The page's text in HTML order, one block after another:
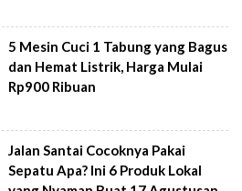
5 Mesin Cuci 1 Tabung yang Bagus
dan Hemat Listrik, Harga Mulai
Rp900 Ribuan
Jalan Santai Cocoknya Pakai
Sepatu Apa? Ini 6 Produk Lokal